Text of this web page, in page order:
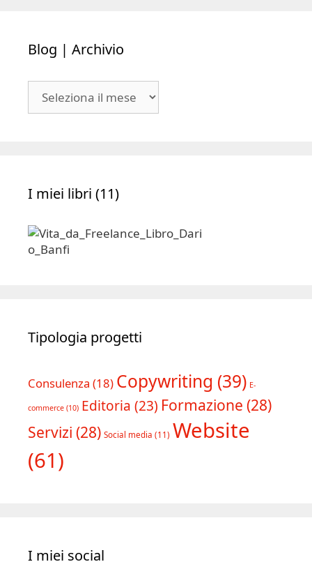
Blog | Archivio
I miei libri (11)
Tipologia progetti
Consulenza (18) Copywriting (39) E-
commerce (10) Editoria (23) Formazione (28)
Servizi (28) Social media (11) Website
(61)
I miei social